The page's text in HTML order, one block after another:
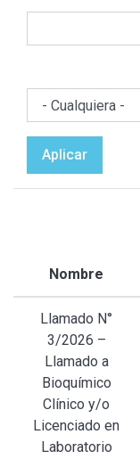
Aplicar
Nombre
Llamado N°
3/2026 –
Llamado a
Bioquímico
Clínico y/o
Licenciado en
Laboratorio